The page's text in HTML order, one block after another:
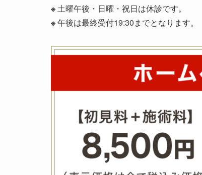
※土曜午後・日曜・祝日は休診です。
※午後は最終受付19:30までとなります。